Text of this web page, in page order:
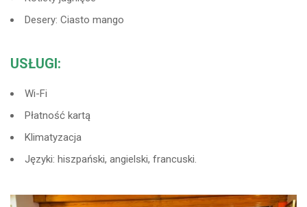
Desery: Ciasto mango
USŁUGI:
Wi-Fi
Płatność kartą
Klimatyzacja
Języki: hiszpański, angielski, francuski.